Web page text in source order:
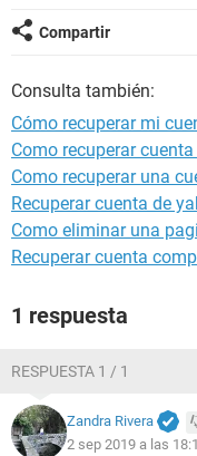
Compartir
Consulta también:
Cómo recuperar mi
Como recuperar
Como recuperar una
Recuperar cuenta de
Como eliminar una
Recuperar cuenta
1 respuesta
RESPUESTA 1 / 1
Zandra Rivera
2 sep 2019 a las